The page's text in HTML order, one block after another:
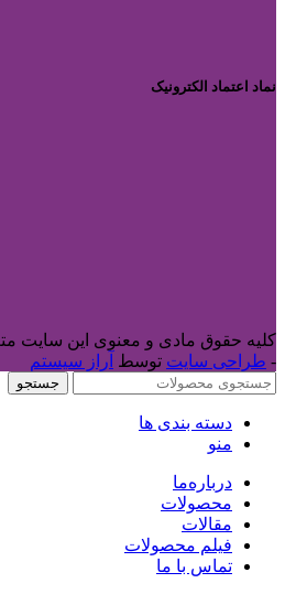
نماد اعتماد الکترونیک
کلیه حقوق مادی و معنوی این سایت
- طراحی سایت توسط آراز سیستم
جستجو
دسته بندی ها
منو
درباره‌ما
محصولات
مقالات
فیلم محصولات
تماس با ما